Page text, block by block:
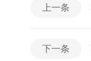
上一条
下一条